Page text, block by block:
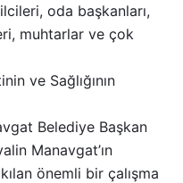
oda başkanları,
muhtarlar ve çok
ve Sağlığının
Belediye Başkan
Manavgat’ın
önemli bir çalışma